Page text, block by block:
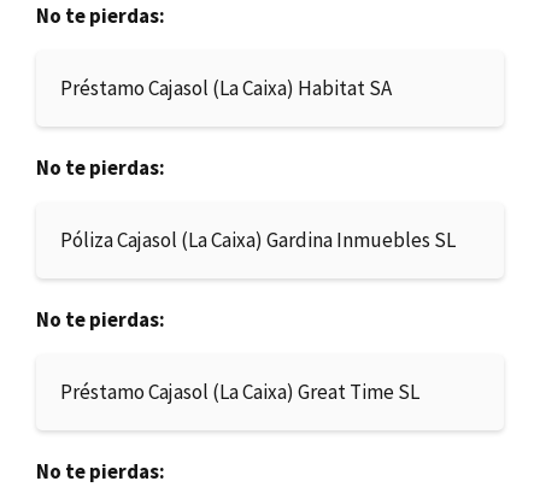
No te pierdas:
Préstamo Cajasol (La Caixa) Habitat SA
No te pierdas:
Póliza Cajasol (La Caixa) Gardina Inmuebles SL
No te pierdas:
Préstamo Cajasol (La Caixa) Great Time SL
No te pierdas: